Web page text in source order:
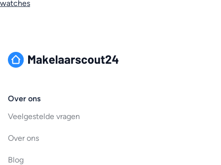
watches
Over ons
Veelgestelde vragen
Over ons
Blog